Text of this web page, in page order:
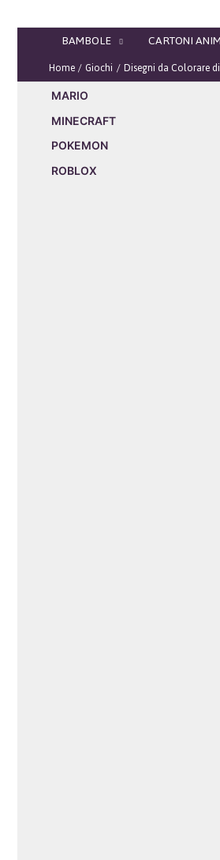
BAMBOLE CARTONI
Home Giochi Disegni da Colorare
MARIO
MINECRAFT
POKEMON
ROBLOX